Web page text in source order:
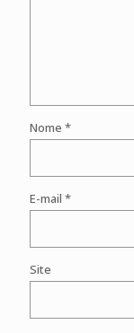
Nome *
E-mail *
Site